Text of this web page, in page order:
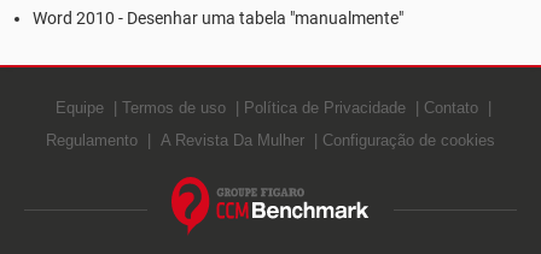
Word 2010 - Desenhar uma tabela "manualmente"
Equipe Termos de uso Política de Privacidade
Contato
Regulamento
A Revista Da Mulher Configuração de cookies